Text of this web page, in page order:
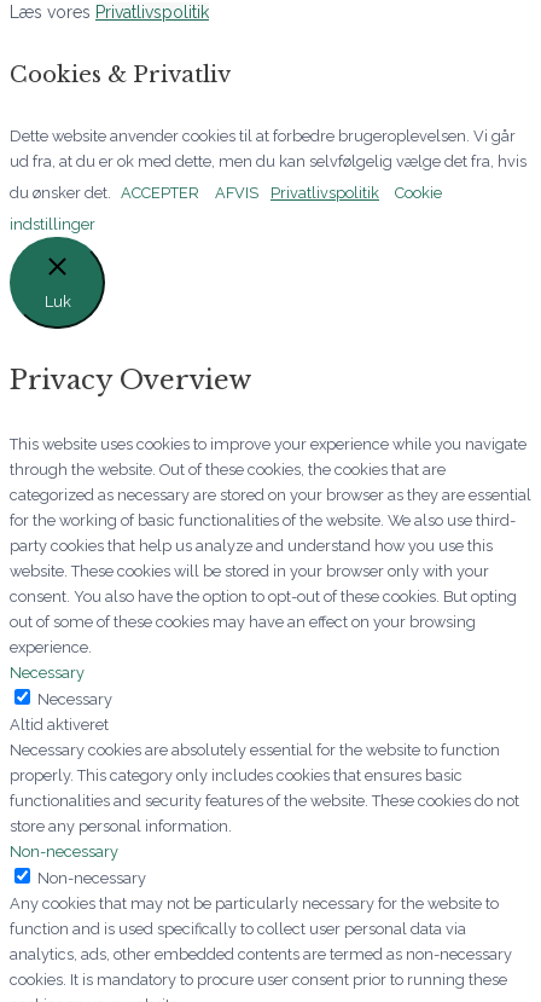
Læs vores Privatlivspolitik
Cookies & Privatliv
Dette website anvender cookies til at forbedre brugeroplevelsen. Vi går
ud fra, at du er ok med dette, men du kan selvfølgelig vælge det fra, hvis
du ønsker det. ACCEPTER AFVIS Privatlivspolitik
Cookie
indstillinger
Luk
Privacy Overview
This website uses cookies to improve your experience while you navigate
through the website. Out of these cookies, the cookies that are
categorized as necessary are stored on your browser as they are essential
for the working of basic functionalities of the website. We also use third-
party cookies that help us analyze and understand how you use this
website. These cookies will be stored in your browser only with your
consent. You also have the option to opt-out of these cookies. But opting
out of some of these cookies may have an effect on your browsing
experience.
Necessary
Necessary
Altid aktiveret
Necessary cookies are absolutely essential for the website to function
properly. This category only includes cookies that ensures basic
functionalities and security features of the website. These cookies do not
store any personal information.
Non-necessary
Non-necessary
Any cookies that may not be particularly necessary for the website to
function and is used specifically to collect user personal data via
analytics, ads, other embedded contents are termed as non-necessary
cookies. It is mandatory to procure user consent prior to running these